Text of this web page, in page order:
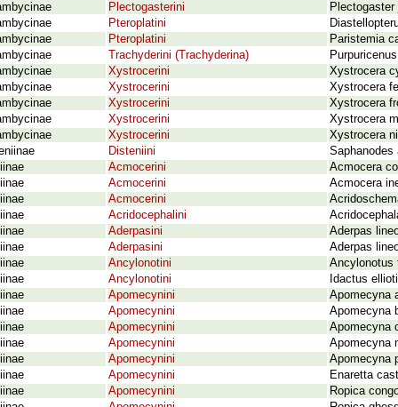
Plectogasterini
Plectogaster
Pteroplatini
Pteroplatini
Paristemia
Trachyderini (Trachyderina)
Xystrocerini
Xystrocera
Xystrocerini
Xystrocera
Xystrocerini
Xystrocera
Xystrocerini
Xystrocera
Xystrocerini
Xystrocera
Disteniini
Saphanodes
Acmocerini
Acmocera
Acmocerini
Acmocera
Acmocerini
Acridocephalini
Aderpasini
Aderpas
Aderpasini
Aderpas
Ancylonotini
Ancylonotus
Ancylonotini
Idactus
Apomecynini
Apomecyna
Apomecynini
Apomecyna
Apomecynini
Apomecyna
Apomecynini
Apomecyna
Apomecynini
Apomecyna
Apomecynini
Enaretta
Apomecynini
Ropica